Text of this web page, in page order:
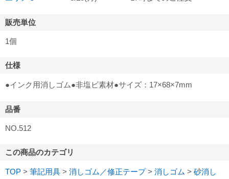
販売単位
1個
仕様
●インク用消しゴム●非塩ビ素材●サイズ：17×68×7mm
品番
NO.512
この商品のカテゴリ
TOP > 筆記用具 > 消しゴム／修正テープ > 消しゴム > 砂消し